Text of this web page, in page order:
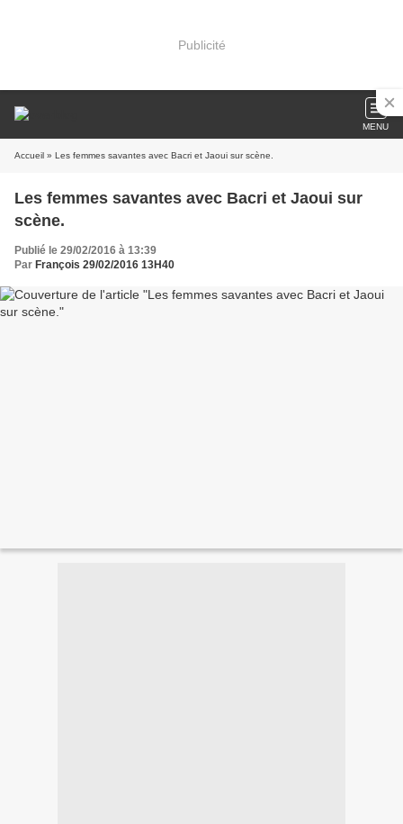
Publicité
MENU
Accueil » Les femmes savantes avec Bacri et Jaoui sur scène.
Les femmes savantes avec Bacri et Jaoui sur
scène.
Publié le 29/02/2016 à 13:39
Par François 29/02/2016 13H40